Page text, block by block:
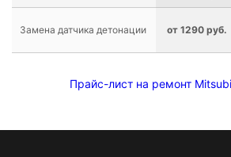
Замена датчика детонации от 1290 руб.
Прайс-лист на ремонт